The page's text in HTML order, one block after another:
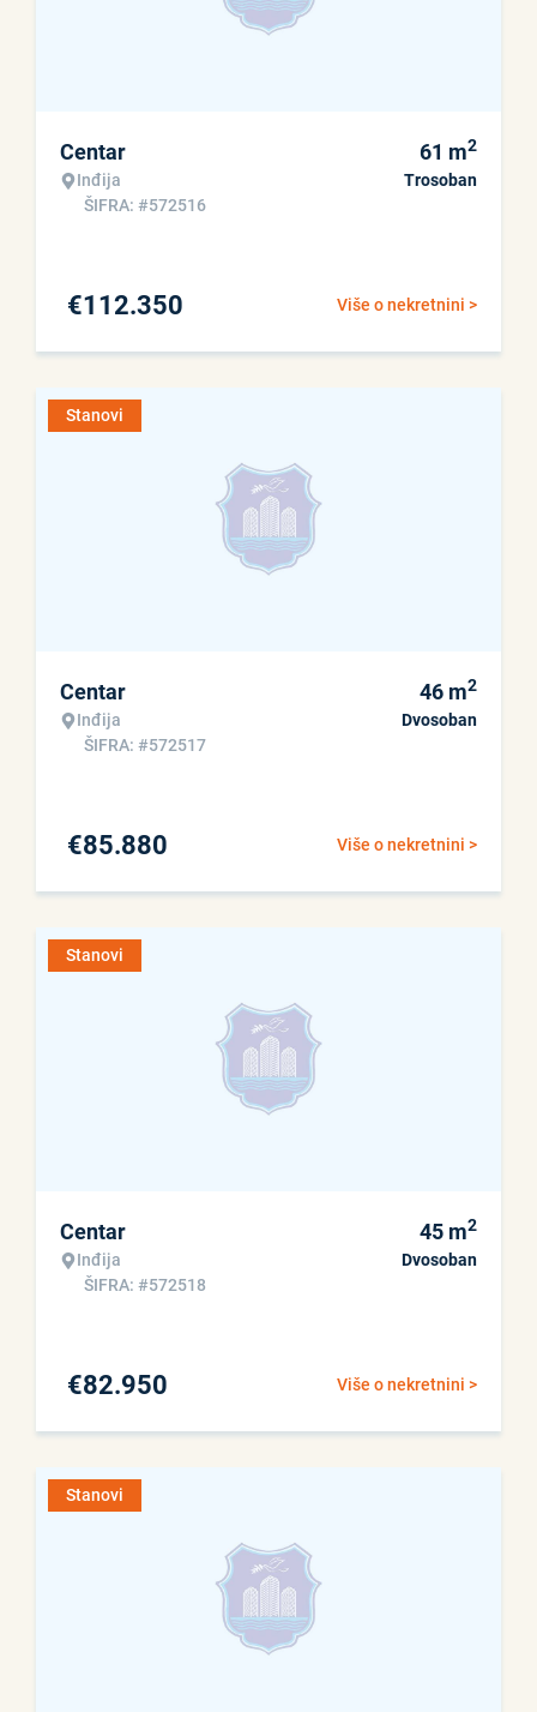
Centar
Inđija
ŠIFRA: #572516
61 m2
Trosoban
Više o nekretnini >
€112.350
Stanovi
Centar
Inđija
ŠIFRA: #572517
46 m2
Dvosoban
Više o nekretnini >
€85.880
Stanovi
Centar
Inđija
ŠIFRA: #572518
45 m2
Dvosoban
Više o nekretnini >
€82.950
Stanovi